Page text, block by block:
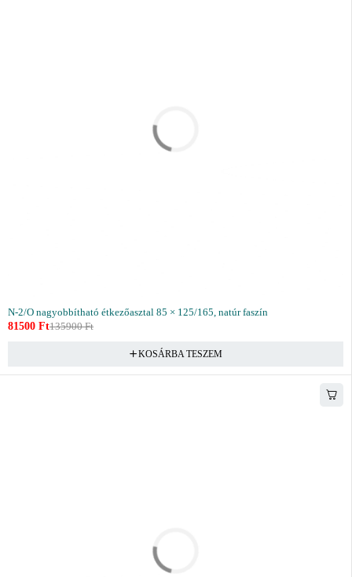
N-2/O nagyobbítható étkezőasztal 85 × 125/165, natúr faszín
135900Ft
81500 Ft
KOSÁRBA TESZEM